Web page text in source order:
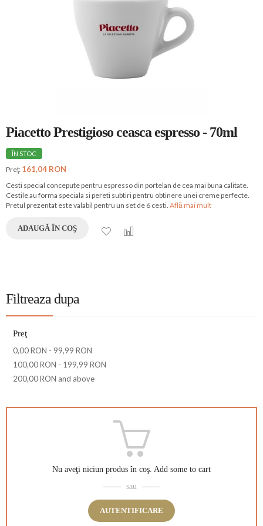
Piacetto Prestigioso ceasca espresso - 70ml
ÎN STOC
Preţ: 161,04 RON
Cesti special concepute pentru espresso din portelan de cea mai buna calitate.
Cestile au forma speciala si pereti subtiri pentru obtinere unei creme perfecte.
Pretul prezentat este valabil pentru un set de 6 cesti. Află mai mult
ADAUGĂ ÎN COŞ
Filtreaza dupa
Preţ
0,00 RON - 99,99 RON
100,00 RON - 199,99 RON
200,00 RON and above
Nu aveţi niciun produs în coş. Add some to cart
sau
AUTENTIFICARE